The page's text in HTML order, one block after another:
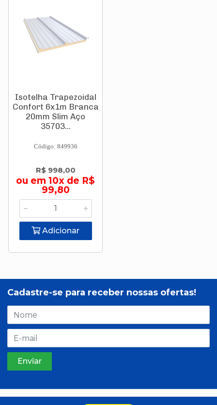
Isotelha Trapezoidal
Confort 6x1m Branca
20mm Slim Aço
35703...
Código: 849936
R$ 998,00
ou em 10x de R$
99,80
Adicionar
Cadastre-se para receber nossas ofertas!